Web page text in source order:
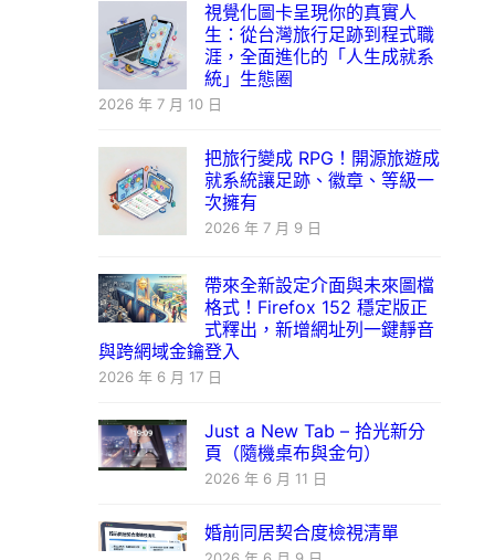
視覺化圖卡呈現你的真實人
生：從台灣旅行足跡到程式職
涯，全面進化的「人生成就系
統」生態圈
2026 年 7 月 10 日
把旅行變成 RPG！開源旅遊成
就系統讓足跡、徽章、等級一
次擁有
2026 年 7 月 9 日
帶來全新設定介面與未來圖檔
格式！Firefox 152 穩定版正
式釋出，新增網址列一鍵靜音
與跨網域金鑰登入
2026 年 6 月 17 日
Just a New Tab – 拾光新分
頁（隨機桌布與金句）
2026 年 6 月 11 日
婚前同居契合度檢視清單